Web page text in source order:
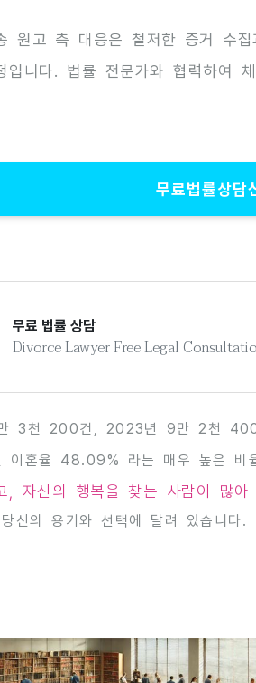
원고 측 대응은 철저한 증거 수
입니다. 법률 전문가와 협력하여
무료법률상담
무료 법률 상담
Divorce Lawyer Free Legal
3천 200건, 2023년 9만 2천 400
이혼율 48.09% 라는 매우 높은 비
, 자신의 행복을 찾는 사람이 많
신의 용기와 선택에 달려 있습니다.